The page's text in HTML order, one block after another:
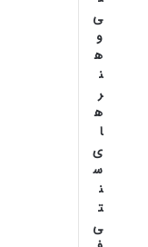
ی
و
ه
ن
ر
ه
ا
ی
س
ن
ت
ی